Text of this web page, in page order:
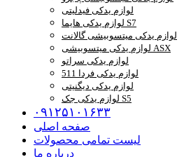
لوازم یدکی فیدلیتی
لوازم یدکی هایما S7
لوازم یدکی میتسوبیشی گالانت
لوازم یدکی میتسوبیشی ASX
لوازم یدکی سراتو
لوازم یدکی فردا 511
لوازم یدکی دیگنیتی
لوازم یدکی جک S5
۰۹۱۲۵۱۰۱۶۳۳
صفحه اصلی
لیست تمامی محصولات
درباره ما